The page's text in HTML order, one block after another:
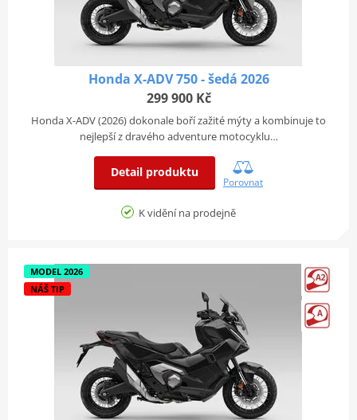
Honda X-ADV 750 - šedá 2026
299 900 Kč
Honda X-ADV (2026) dokonale boří zažité mýty a kombinuje to
nejlepší z dravého adventure motocyklu…
Detail produktu
Porovnat
K vidění na prodejně
MODEL 2026
NÁŠ TIP